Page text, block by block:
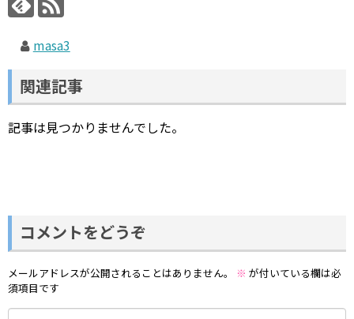
masa3
関連記事
記事は見つかりませんでした。
コメントをどうぞ
メールアドレスが公開されることはありません。 ※ が付いている欄は必
須項目です